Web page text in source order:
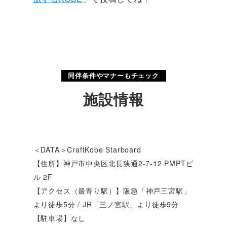
同伴条件やマナーもチェック
施設情報
＜DATA＞CraftKobe Starboard
【住所】神戸市中央区北長狭通2-7-12 PMPTビ
ル 2F
【アクセス（最寄り駅）】阪急「神戸三宮駅」
より徒歩5分 / JR「三ノ宮駅」より徒歩9分
【駐車場】なし